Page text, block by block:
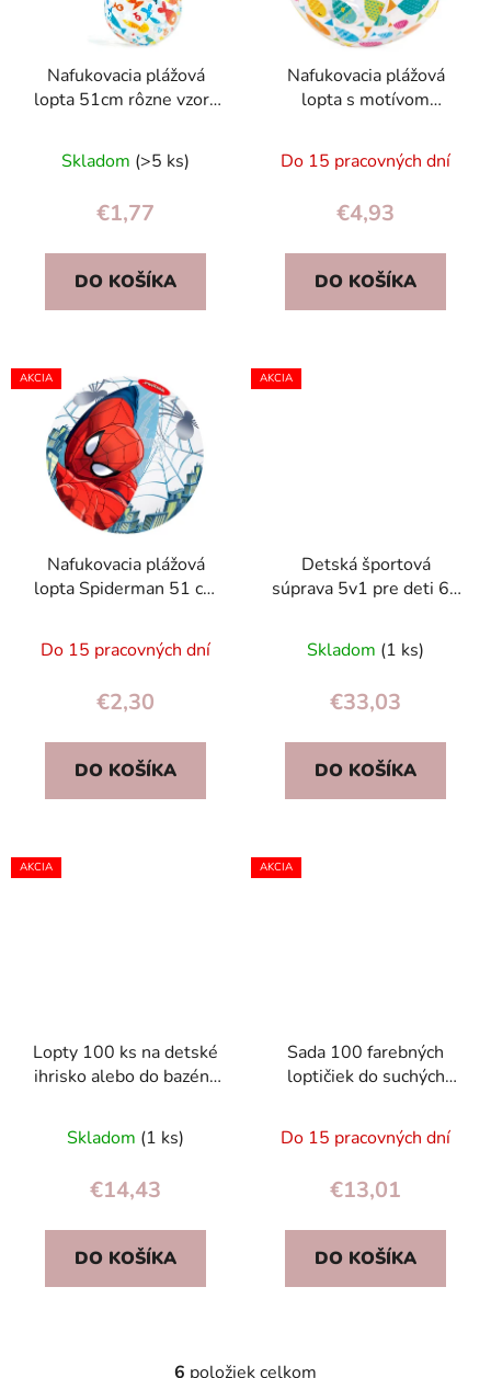
Nafukovacia plážová
lopta 51cm rôzne vzory
Skladom (>5 ks)
€1,77
DO KOŠÍKA
Nafukovacia plážová
lopta s motívom
INTEX 59040
Do 15 pracovných dní
€4,93
DO KOŠÍKA
AKCIA
Nafukovacia plážová
lopta Spiderman 51 cm
Do 15 pracovných dní
€2,30
DO KOŠÍKA
AKCIA
Detská športová
súprava 5v1 pre deti 6+
volejbal, tenis a frisbee
Skladom (1 ks)
€33,03
DO KOŠÍKA
AKCIA
Lopty 100 ks na detské
ihrisko alebo do bazéna
Skladom (1 ks)
€14,43
DO KOŠÍKA
AKCIA
Sada 100 farebných
loptičiek do suchých
(CE, EN71)
Do 15 pracovných dní
€13,01
DO KOŠÍKA
6 položiek celkom